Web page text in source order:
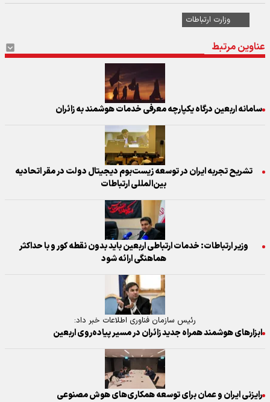
وزارت ارتباطات
عناوین مرتبط
سامانه اربعین درگاه یکپارچه معرفی خدمات هوشمند به زائران
تشریح تجربه ایران در توسعه زیست‌بوم دیجیتال دولت در مقر اتحادیه
بین‌المللی ارتباطات
وزیر ارتباطات: خدمات ارتباطی اربعین باید بدون نقطه کور و با حداکثر
هماهنگی ارائه شود
رئیس سازمان فناوری اطلاعات خبر داد:
ابزار‌های هوشمند همراه جدید زائران در مسیر پیاده‌روی اربعین
رایزنی ایران و عمان برای توسعه همکاری‌های هوش مصنوعی